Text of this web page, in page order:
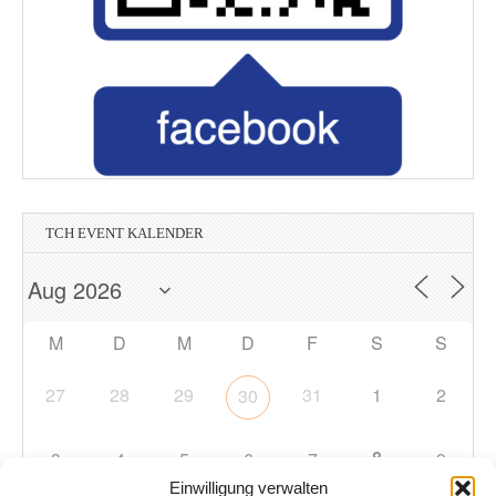
Einwilligung verwalten
TCH EVENT KALENDER
M D M D F S S
27 28 29 30 31 1 2
3 4 5 6 7 8 9